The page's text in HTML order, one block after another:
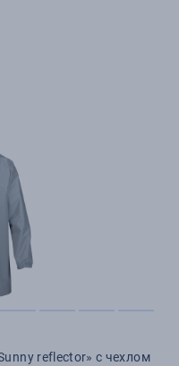
reflector» с чехлом